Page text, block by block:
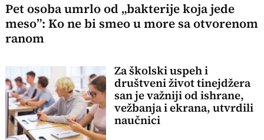
Pet osoba umrlo od „bakterije koja jede
meso”: Ko ne bi smeo u more sa otvorenom
ranom
Za školski uspeh i
društveni život tinejdžera
san je važniji od ishrane,
vežbanja i ekrana, utvrdili
naučnici